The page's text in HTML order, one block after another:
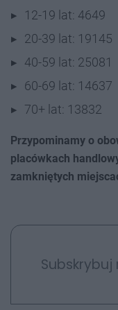
12-19 lat: 4649
20-39 lat: 19145
40-59 lat: 25081
60-69 lat: 14637
70+ lat: 13832
Przypominamy o
placówkach
zamkniętych
Subskrybuj